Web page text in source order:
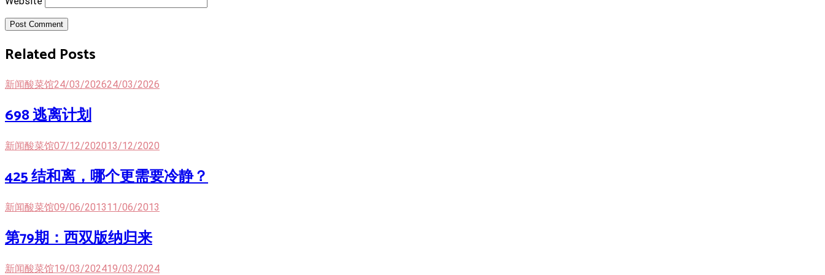
Post Comment
Related Posts
新闻酸菜馆24/03/202624/03/2026
698 逃离计划
新闻酸菜馆07/12/202013/12/2020
425 结和离，哪个更需要冷静？
新闻酸菜馆09/06/201311/06/2013
第79期：西双版纳归来
新闻酸菜馆19/03/202419/03/2024